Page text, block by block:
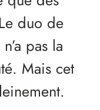
duo de
pas la
Mais cet